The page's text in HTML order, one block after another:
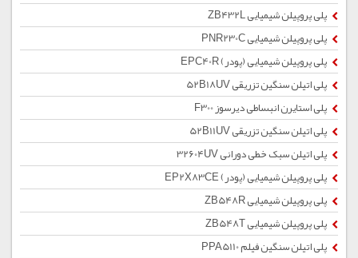
پلی پروپیلن شیمیایی ZB432L
پلی پروپیلن شیمیایی PNR230C
پلی پروپیلن شیمیایی (پودر) EPC40R
پلی اتیلن سنگین تزریقی 52B18UV
پلی استایرن انبساطی دیرسوز F300
پلی اتیلن سنگین تزریقی 52B11UV
پلی اتیلن سبک خطی دورانی 32604UV
پلی پروپیلن شیمیایی (پودر) EP2X83CE
پلی پروپیلن شیمیایی ZB548R
پلی پروپیلن شیمیایی ZB548T
پلی اتیلن سنگین فیلم PPA5110